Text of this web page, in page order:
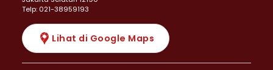
Telp: 021-38959193
Lihat di Google Maps